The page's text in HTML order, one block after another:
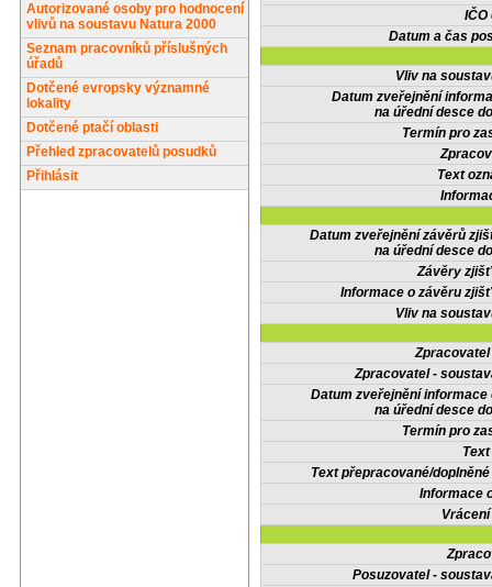
Autorizované osoby pro hodnocení
vlivů na soustavu Natura 2000
Seznam pracovníků příslušných
úřadů
Dotčené evropsky významné
lokality
Dotčené ptačí oblasti
Přehled zpracovatelů posudků
Přihlásit
IČO
Datum a čas
Vliv na
Datum zveřejnění
na úřední desce
Termín pro
Text
Datum zveřejnění závěrů
na úřední desce
Závěry
Informace o závěru
Vliv na
Zpracovatel -
Datum zveřejnění informace
na úřední desce
Termín pro
Text přepracované/
Informace
Posuzovatel -